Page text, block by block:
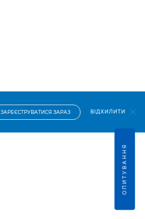
ЗАРЕЄСТРУВАТИСЯ ЗАРАЗ ВІДХИЛИТИ
ОПИТУВАННЯ